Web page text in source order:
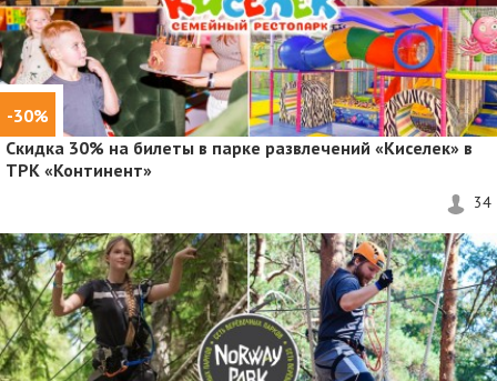
-30%
Скидка 30% на билеты в парке развлечений «Киселек» в
ТРК «Континент»
34